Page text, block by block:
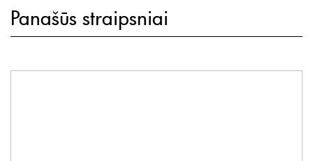
Panašūs straipsniai